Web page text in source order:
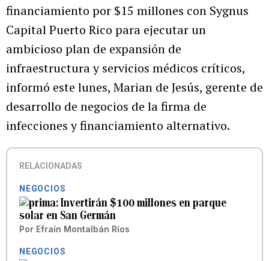
financiamiento por $15 millones con Sygnus
Capital Puerto Rico para ejecutar un
ambicioso plan de expansión de
infraestructura y servicios médicos críticos,
informó este lunes, Marian de Jesús, gerente de
desarrollo de negocios de la firma de
infecciones y financiamiento alternativo.
RELACIONADAS
NEGOCIOS
Invertirán $100 millones en parque
solar en San Germán
Por Efraín Montalbán Ríos
NEGOCIOS